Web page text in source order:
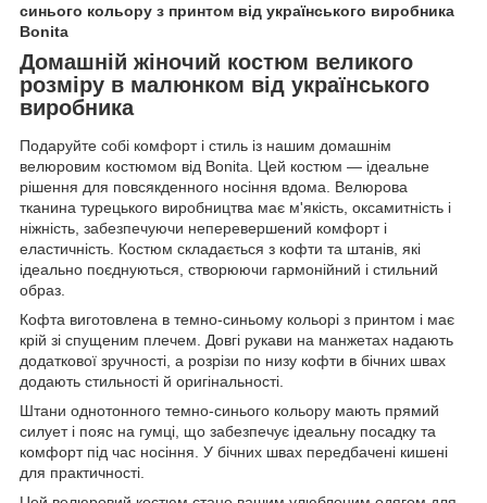
синього кольору з принтом від українського виробника
Bonita
Домашній жіночий костюм великого
розміру в малюнком від українського
виробника
Подаруйте собі комфорт і стиль із нашим домашнім
велюровим костюмом від Bonita. Цей костюм — ідеальне
рішення для повсякденного носіння вдома. Велюрова
тканина турецького виробництва має м'якість, оксамитність і
ніжність, забезпечуючи неперевершений комфорт і
еластичність. Костюм складається з кофти та штанів, які
ідеально поєднуються, створюючи гармонійний і стильний
образ.
Кофта виготовлена в темно-синьому кольорі з принтом і має
крій зі спущеним плечем. Довгі рукави на манжетах надають
додаткової зручності, а розрізи по низу кофти в бічних швах
додають стильності й оригінальності.
Штани однотонного темно-синього кольору мають прямий
силует і пояс на гумці, що забезпечує ідеальну посадку та
комфорт під час носіння. У бічних швах передбачені кишені
для практичності.